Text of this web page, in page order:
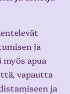
ja
apua
vapautta
ja